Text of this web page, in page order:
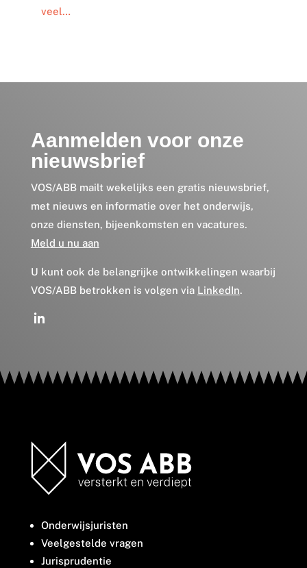
veel…
Aanmelden voor onze
nieuwsbrief
VOS/ABB mailt wekelijks een gratis nieuwsbrief,
met nieuws en informatie over het onderwijs,
onze diensten, bijeenkomsten en vacatures.
Meld u nu aan
U kunt ook de belangrijke ontwikkelingen waarbij
VOS/ABB betrokken is volgen via LinkedIn.
Onderwijsjuristen
Veelgestelde vragen
Jurisprudentie